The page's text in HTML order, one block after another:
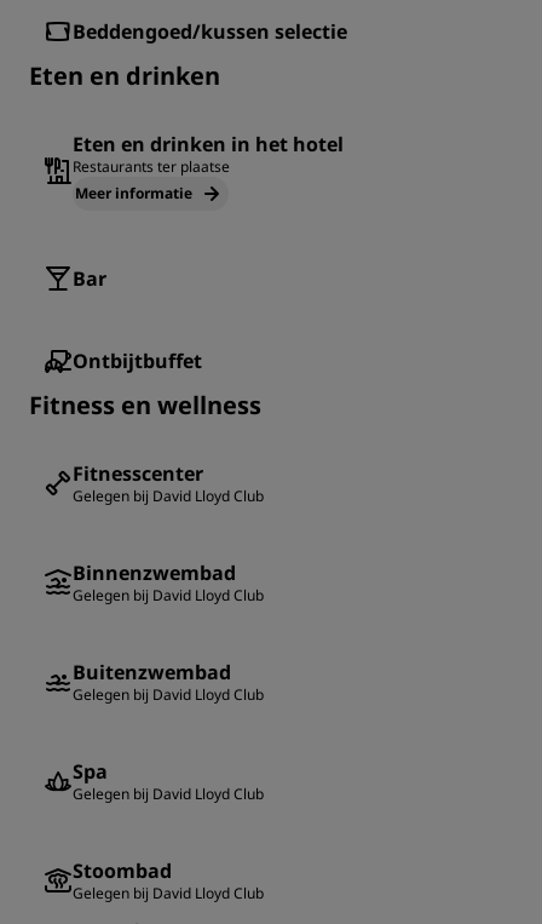
Beddengoed/kussen selectie
Eten en drinken
Eten en drinken in het hotel
Restaurants ter plaatse
Meer informatie
Bar
Ontbijtbuffet
Fitness en wellness
Fitnesscenter
Gelegen bij David Lloyd Club
Binnenzwembad
Gelegen bij David Lloyd Club
Buitenzwembad
Gelegen bij David Lloyd Club
Spa
Gelegen bij David Lloyd Club
Stoombad
Gelegen bij David Lloyd Club